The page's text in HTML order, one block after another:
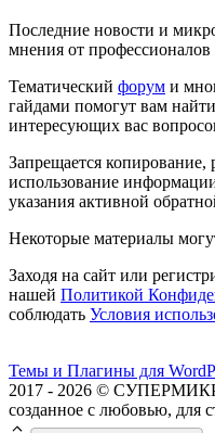
Последние новости и
мнения от
Тематический форум и
гайдами помогут вам
интересующих вас
Запрещается
использование
указания активной
Некоторые материалы
Заходя на сайт или
нашей Политикой
соблюдать Условия
Темы и Плагины для
2017 - 2026 ©
созданное с любовью, для